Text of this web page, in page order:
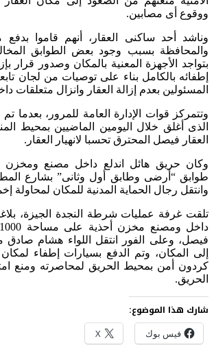
ووقوع أى مصابين.
وناشد أحد ساكنى العقار، أنهم قاموا
والمحافظة بسبب وجود بعض الطوابق
بتواجد الأجهزة المعنية بالمكان وصدور قرار
إطفائه بالكامل بناء على توصيات من لجان
المسئولين بعدم إزالة العقار وانزال متعلقات
وتتمركز قوات الإدارة العامة للمرور، بعدما
الذى أغلق خلال اليومين الماضيين بمحيط
العقار فيصل المحترق تحسبا لانهيار العقار.
طوابق “أرضى وطابق أول وثانى” بشارع
وانتقل رجال الحماية المدنية للمكان لمحاولة
تلقت غرفة عمليات شرطة النجدة الجيزة،
فيصل، وعلى الفور انتقل اللواء هشام صادق
إلى المكان، وتم الدفع بسيارات إطفاء
كردون أمن بمحيط الحريق لمحاصرته ومنع
الحريق.
شارك هذا الموضوع:
فيس بوك X